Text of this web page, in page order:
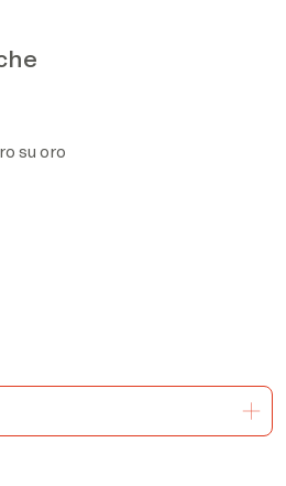
su oro
dei dati per le finalità
privacy (attività di